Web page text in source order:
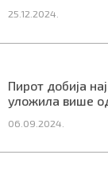
25.12.2024.
Пирот добија
уложила више
06.09.2024.
СПОРТ